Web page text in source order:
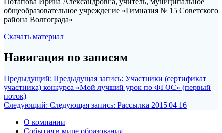
Потапова Ирина Александровна, учитель, муниципальное
общеобразовательное учреждение «Гимназия № 15 Советского
района Волгограда»
Скачать материал
Навигация по записям
Предыдущий: Предыдущая запись: Участники (сертификат
участника) конкурса «Мой лучший урок по ФГОС» (первый
поток)
Следующий: Следующая запись: Рассылка 2015 04 16
О компании
События в мире образования